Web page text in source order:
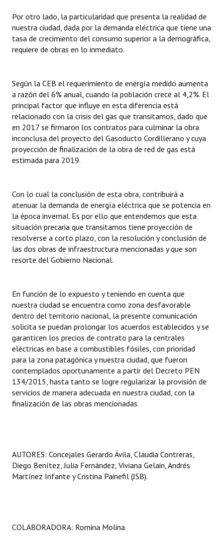
Por otro lado, la particularidad que presenta la realidad de
nuestra ciudad, dada por la demanda eléctrica que tiene una
tasa de crecimiento del consumo superior a la demográfica,
requiere de obras en lo inmediato.
Según la CEB el requerimiento de energía medido aumenta
a razón del 6% anual, cuando la población crece al 4,2%. El
principal factor que influye en esta diferencia está
relacionado con la crisis del gas que transitamos, dado que
en 2017 se firmaron los contratos para culminar la obra
inconclusa del proyecto del Gasoducto Cordillerano y cuya
proyección de finalización de la obra de red de gas está
estimada para 2019.
Con lo cual la conclusión de esta obra, contribuirá a
atenuar la demanda de energía eléctrica que se potencia en
la época invernal. Es por ello que entendemos que esta
situación precaria que transitamos tiene proyección de
resolverse a corto plazo, con la resolución y conclusión de
las dos obras de infraestructura mencionadas y que son
resorte del Gobierno Nacional.
En función de lo expuesto y teniendo en cuenta que
nuestra ciudad se encuentra como zona desfavorable
dentro del territorio nacional, la presente comunicación
solicita se puedan prolongar los acuerdos establecidos y se
garanticen los precios de contrato para la centrales
eléctricas en base a combustibles fósiles, con prioridad
para la zona patagónica y nuestra ciudad, que fueron
contemplados oportunamente a partir del Decreto PEN
134/2015, hasta tanto se logre regularizar la provisión de
servicios de manera adecuada en nuestra ciudad, con la
finalización de las obras mencionadas.
AUTORES: Concejales Gerardo Ávila, Claudia Contreras,
Diego Benítez, Julia Fernández, Viviana Gelain, Andrés
Martínez Infante y Cristina Painefil (JSB).
COLABORADORA: Romina Molina.